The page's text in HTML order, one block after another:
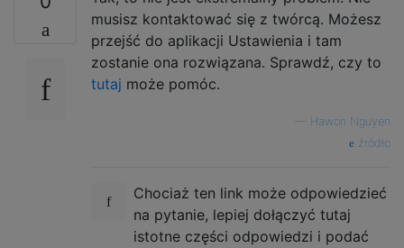
musisz kontaktować się z twórcą. Możesz
przejść do aplikacji Ustawienia i tam
zostanie ona rozwiązana. Sprawdź, czy to
tutaj może pomóc.
Hawon Nguyen
źródło
Chociaż ten link może odpowiedzieć
na pytanie, lepiej dołączyć tutaj
istotne części odpowiedzi i podać